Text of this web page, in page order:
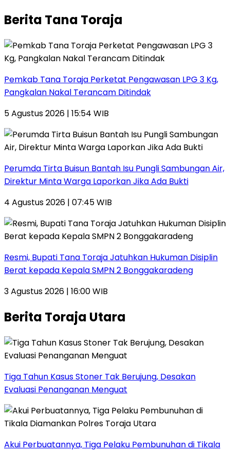
Berita Tana Toraja
Pemkab Tana Toraja Perketat Pengawasan LPG 3 Kg,
Pangkalan Nakal Terancam Ditindak
5 Agustus 2026 | 15:54 WIB
Perumda Tirta Buisun Bantah Isu Pungli Sambungan Air,
Direktur Minta Warga Laporkan Jika Ada Bukti
4 Agustus 2026 | 07:45 WIB
Resmi, Bupati Tana Toraja Jatuhkan Hukuman Disiplin
Berat kepada Kepala SMPN 2 Bonggakaradeng
3 Agustus 2026 | 16:00 WIB
Berita Toraja Utara
Tiga Tahun Kasus Stoner Tak Berujung, Desakan
Evaluasi Penanganan Menguat
Akui Perbuatannya, Tiga Pelaku Pembunuhan di Tikala